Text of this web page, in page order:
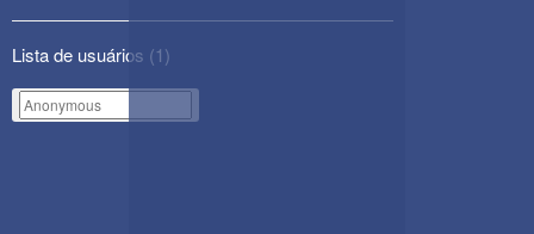
Lista de usuários (1)